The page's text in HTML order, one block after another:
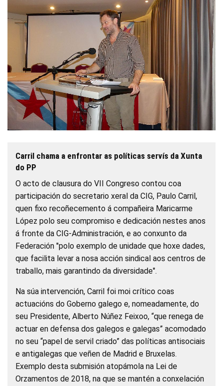
Carril chama a enfrontar as políticas servís da Xunta
do PP
O acto de clausura do VII Congreso contou coa
participación do secretario xeral da CIG, Paulo Carril,
quen fixo recoñecemento á compañeira Maricarme
López polo seu compromiso e dedicación nestes anos
á fronte da CIG-Administración, e ao conxunto da
Federación "polo exemplo de unidade que hoxe dades,
que facilita levar a nosa acción sindical aos centros de
traballo, mais garantindo da diversidade".
Na súa intervención, Carril foi moi crítico coas
actuacións do Goberno galego e, nomeadamente, do
seu Presidente, Alberto Núñez Feixoo, “que renega de
actuar en defensa dos galegos e galegas” acomodado
no seu “papel de servil criado” das políticas antisociais
e antigalegas que veñen de Madrid e Bruxelas.
Exemplo desta submisión atopámola na Lei de
Orzamentos de 2018, na que se mantén a conxelación